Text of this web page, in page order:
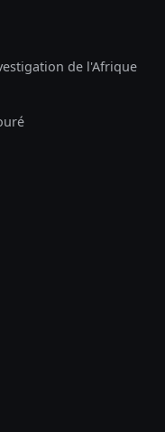
de l'Afrique